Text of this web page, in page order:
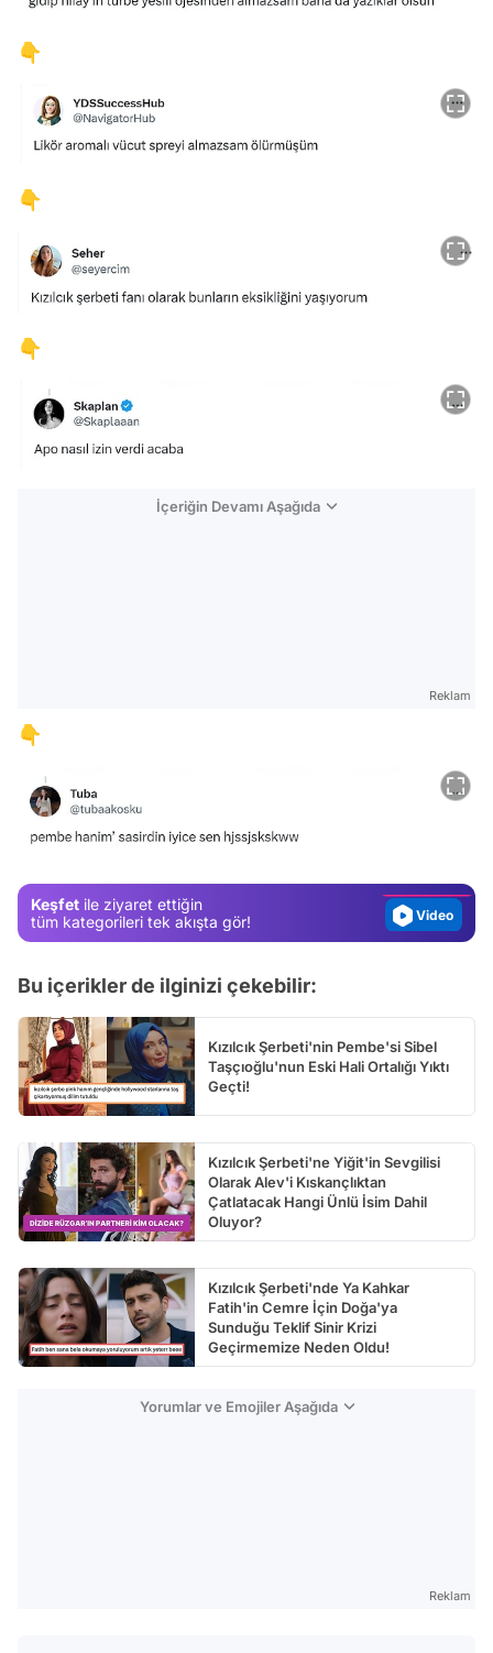
👇
👇
👇
İçeriğin Devamı Aşağıda
Reklam
👇
Keşfet ile ziyaret ettiğin
tüm kategorileri tek akışta gör!
Video
Test
Video
Bu içerikler de ilginizi çekebilir:
Kızılcık Şerbeti'nin Pembe'si Sibel
Taşçıoğlu'nun Eski Hali Ortalığı Yıktı
Geçti!
Kızılcık Şerbeti'ne Yiğit'in Sevgilisi
Olarak Alev'i Kıskançlıktan
Çatlatacak Hangi Ünlü İsim Dahil
Oluyor?
Kızılcık Şerbeti'nde Ya Kahkar
Fatih'in Cemre İçin Doğa'ya
Sunduğu Teklif Sinir Krizi
Geçirmemize Neden Oldu!
Yorumlar ve Emojiler Aşağıda
Reklam